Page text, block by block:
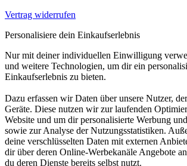
Vertrag widerrufen
Personalisiere dein Einkaufserlebnis
Nur mit deiner individuellen Einwilligung
und weitere Technologien, um dir ein
Einkaufserlebnis zu bieten.
Dazu erfassen wir Daten über unsere Nutzer,
Geräte. Diese nutzen wir zur laufenden
Website und um dir personalisierte Werbung
sowie zur Analyse der Nutzungsstatistiken.
deine verschlüsselten Daten mit externen
dir über deren Online-Werbekanäle Angebote
du deren Dienste bereits selbst nutzt.